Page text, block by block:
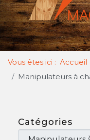
Vous êtes ici : Accueil
Manipulateurs à
Catégories